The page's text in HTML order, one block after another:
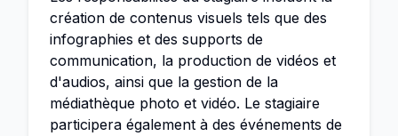
création de contenus visuels tels que des
infographies et des supports de
communication, la production de vidéos et
d'audios, ainsi que la gestion de la
médiathèque photo et vidéo. Le stagiaire
participera également à des événements de